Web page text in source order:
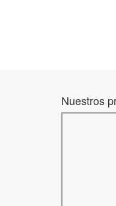
Nuestros